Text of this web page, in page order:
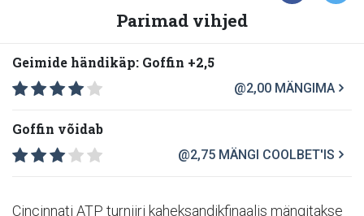
Parimad vihjed
Geimide händikäp: Goffin +2,5
@2,00 MÄNGIMA
Goffin võidab
@2,75 MÄNGI COOLBET'IS
Cincinnati ATP turniiri kaheksandikfinaalis mängitakse